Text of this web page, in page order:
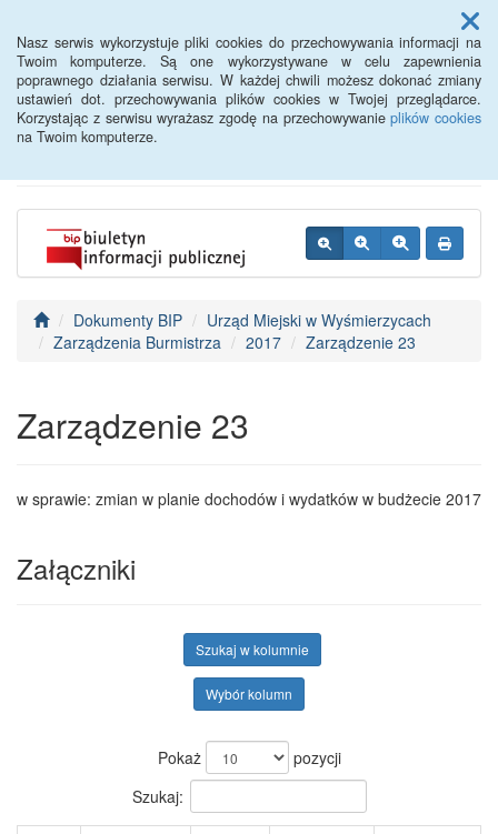
Nasz serwis wykorzystuje pliki cookies do przechowywania informacji na
Twoim komputerze. Są one wykorzystywane w celu zapewnienia
poprawnego działania serwisu. W każdej chwili możesz dokonać zmiany
ustawień dot. przechowywania plików cookies w Twojej przeglądarce.
Korzystając z serwisu wyrażasz zgodę na przechowywanieplików cookies
na Twoim komputerze.
Menu
BIP - Urząd Miejski
Wyśmierzyce
Dokumenty BIP
Urząd Miejski w Wyśmierzycach
Zarządzenia Burmistrza
2017 Zarządzenie 23
Zarządzenie 23
w sprawie: zmian w planie dochodów i wydatków w budżecie 2017
Załączniki
Szukaj w kolumnie
Wybór kolumn
Pokaż
pozycji
Szukaj: